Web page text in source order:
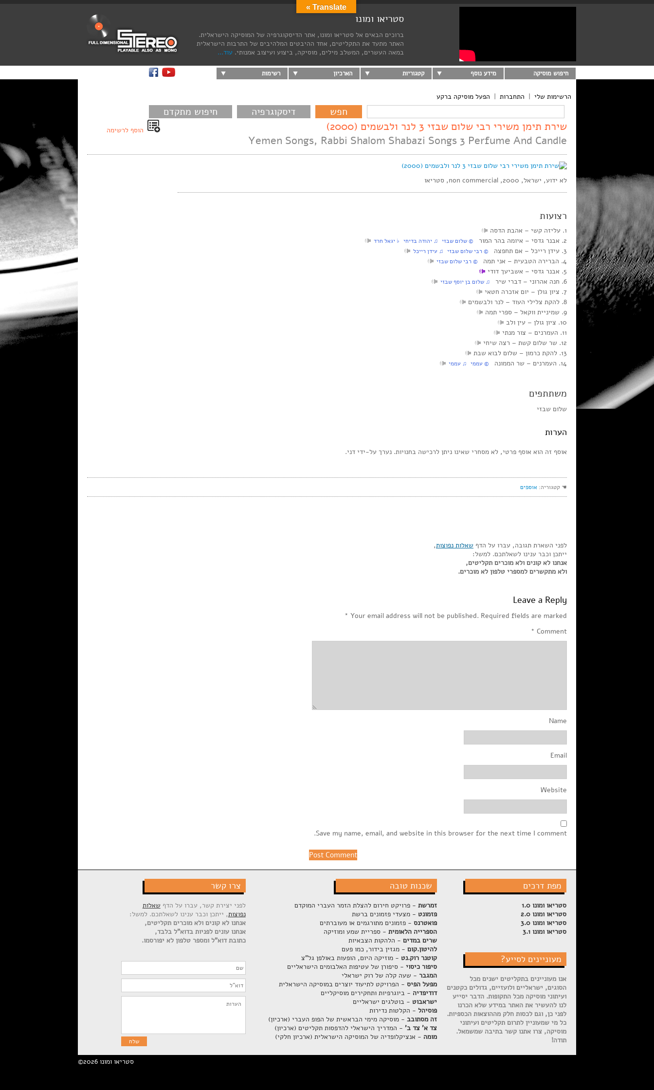
סטריאו ומונו
ברוכים הבאים אל סטריאו ומונו, אתר הדיסקוגרפיה של המוסיקה הישראלית.
האתר מתעד את התקליטים, אחד ההיבטים המלהיבים של התרבות הישראלית
במאה העשרים, המשלב מילים, מוסיקה, ביצוע ועיצוב אמנותי. עוד...
חיפוש מוסיקה מידע נוסף קטגוריות הארכיון רשימות
הרשימות שלי | התחברות | הפעל מוסיקה ברקע
דיסקוגרפיה חיפוש מתקדם
הוסף לרשימה
שירת תימן משירי רבי שלום שבזי 3 לנר ולבשמים (2000)
Yemen Songs, Rabbi Shalom Shabazi Songs 3 Perfume And Candle
לא ידוע, ישראל, 2000, non commercial, סטריאו
רצועות
1. עליזה קשי‏ – אהבת הדסה
2. אבנר גדסי‏ – איומה בהר המור
© שלום שבזי ♫ יהודה בדיחי ♭ יגאל חרד
3. עידן רייכל‏ – אם תחפצה © רבי שלום שבזי ♫ עידן רייכל
4. הברירה הטבעית‏ – אני תמה © רבי שלום שבזי
5. אבנר גדסי‏ – אשביעך דודי
6. חנה אהרוני‏ – דברי שיר
♫ שלום בן יוסף שבזי
7. ציון גולן‏ – יום אזכרה חטאי
8. להקת צלילי העוד‏ – לנר ולבשמים
9. שמיניית ווקאל‏ – ספרי תמה
10. ציון גולן‏ – עין ולב
11. העמרנים‏ – צור מנתי
12. שר שלום קשת‏ – רצה שיחי
13. להקת כרמון‏ – שלום לבוא שבת
14. העמרנים‏ – שר הממונה
© עממי ♫ עממי
משתתפים
שלום שבזי
הערות
אוסף זה הוא אוסף פרטי, לא מסחרי שאינו ניתן לרכישה בחנויות. נערך על-ידי דני.
☚ קטגוריה: אוספים
לפני השארת תגובה, עברו על הדף שאלות נפוצות,
ייתכן וכבר ענינו לשאלתכם. למשל:
אנחנו לא קונים ולא מוכרים תקליטים,
ולא מתקשרים למספרי טלפון לא מוכרים.
Leave a Reply
Your email address will not be published. Required fields are marked
*
Comment
*
Name
Email
Website
Save my name, email, and website in this browser for the next time I comment.
צרו קשר
לפני יצירת קשר, עברו על הדף שאלות
נפוצות, ייתכן וכבר ענינו לשאלתכם. למשל:
אנחנו לא קונים ולא מוכרים תקליטים,
אנחנו עונים לפניות בדוא"ל בלבד,
כתובת דוא"ל ומספר טלפון לא יפורסמו.
מפת דרכים
סטריאו ומונו 1.0
סטריאו ומונו 2.0
סטריאו ומונו 3.0
סטריאו ומונו 3.1
מעוניינים לסייע?
אנו מעוניינים בתקליטים ישנים מכל
הסוגים, ישראליים ולועזיים, גדולים כקטנים
ועיתוני מוסיקה מכל התקופות. הדבר יסייע
לנו להעשיר את האתר במידע שלא הכרנו
לפני כן, וגם לכסות חלק מההוצאות הכספיות.
כל מי שמעוניין לתרום תקליטים ועיתוני
מוסיקה, צרו אתנו קשר בתיבה שמשמאל.
תודה!
שכנות טובה
זמרשת- פרויקט חירום להצלת הזמר העברי המוקדם
פזמונט - מצעדי פזמונים ברשת
פואטרנס- פזמונים מתורגמים או מעוברתים
הספרייה הלאומית- ספריית שמע ומוזיקה
שרים במדים- הלהקות הצבאיות
להיטון.קום- מגזין בידור, כמו פעם
קוטנר רוק.נט - מוזיקה היום, הופעות באולפן גל"צ
סיפור כיסוי- סיפורן של עטיפות האלבומים הישראליים
המגבר- שעה קלה של רוק ישראלי
מפעל הפיס- הפרויקט לתיעוד יוצרים במוסיקה הישראלית
דודיפדיה - ביוגרפיות ותחקירים מוסיקליים
ישראבוט - בוטלגים ישראליים
פוסיהל- הקלטות נדירות
זה מסתובב- מוסיקה מימי הבראשית של הפופ העברי (ארכיון)
צד א' צד ב'- המדריך הישראלי להדפסות תקליטים (ארכיון)
מומה - אנציקלופדיה של המוסיקה הישראלית (ארכיון חלקי)
©2026 סטריאו ומונו
Translate »